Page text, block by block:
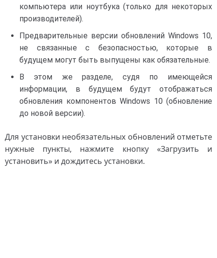
компьютера или ноутбука (только для некоторых
производителей).
Предварительные версии обновлений Windows 10,
не связанные с безопасностью, которые в
будущем могут быть выпущены как обязательные.
В этом же разделе, судя по имеющейся
информации, в будущем будут отображаться
обновления компонентов Windows 10 (обновление
до новой версии).
Для установки необязательных обновлений отметьте
нужные пункты, нажмите кнопку «Загрузить и
установить» и дождитесь установки.